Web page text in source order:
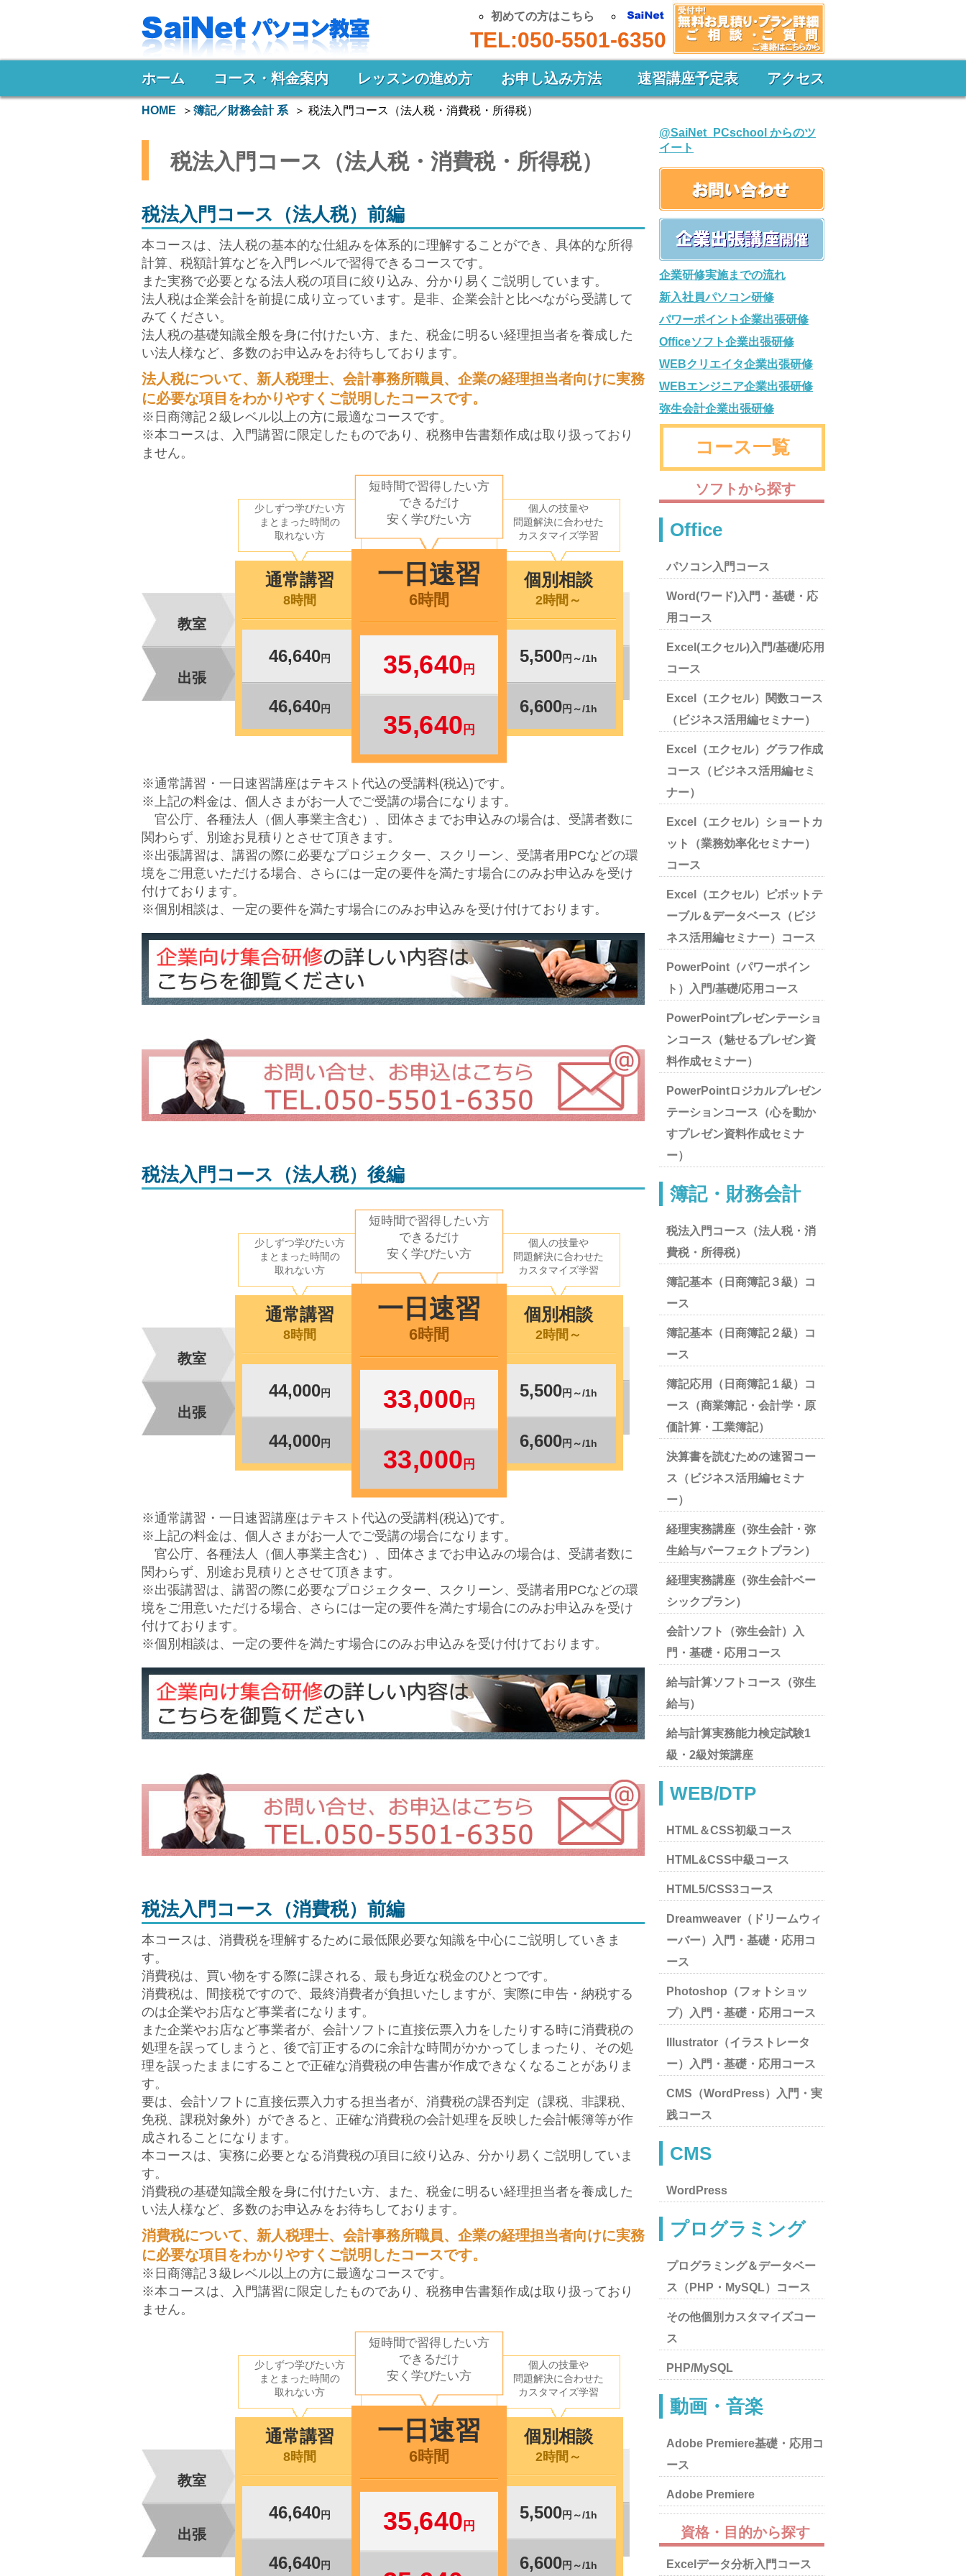
初めての方はこちら
TEL:050-5501-6350
ホーム コース・料金案内 レッスンの進め方 お申し込み方法 速習講座予定表 アクセス
HOME 簿記／財務会計 系 税法入門コース（法人税・消費税・所得税）
税法入門コース（法人税・消費税・所得税）
税法入門コース（法人税）前編
本コースは、法人税の基本的な仕組みを体系的に理解することができ、具体的な所得
計算、税額計算などを入門レベルで習得できるコースです。
また実務で必要となる法人税の項目に絞り込み、分かり易くご説明しています。
法人税は企業会計を前提に成り立っています。是非、企業会計と比べながら受講して
みてください。
法人税の基礎知識全般を身に付けたい方、また、税金に明るい経理担当者を養成した
い法人様など、多数のお申込みをお待ちしております。
法人税について、新人税理士、会計事務所職員、企業の経理担当者向けに実務
に必要な項目をわかりやすくご説明したコースです。
※日商簿記２級レベル以上の方に最適なコースです。
※本コースは、入門講習に限定したものであり、税務申告書類作成は取り扱っており
ません。
教室
出張
少しずつ学びたい方
まとまった時間の
取れない方
通常講習
8時間
46,640円
46,640円
短時間で習得したい方
できるだけ
安く学びたい方
一日速習
6時間
35,640円
35,640円
個人の技量や
問題解決に合わせた
カスタマイズ学習
個別相談
2時間～
5,500円～/1h
6,600円～/1h
※通常講習・一日速習講座はテキスト代込の受講料(税込)です。
※上記の料金は、個人さまがお一人でご受講の場合になります。
官公庁、各種法人（個人事業主含む）、団体さまでお申込みの場合は、受講者数に
関わらず、別途お見積りとさせて頂きます。
※出張講習は、講習の際に必要なプロジェクター、スクリーン、受講者用PCなどの環
境をご用意いただける場合、さらには一定の要件を満たす場合にのみお申込みを受け
付けております。
※個別相談は、一定の要件を満たす場合にのみお申込みを受け付けております。
税法入門コース（法人税）後編
教室
出張
少しずつ学びたい方
まとまった時間の
取れない方
通常講習
8時間
44,000円
44,000円
短時間で習得したい方
できるだけ
安く学びたい方
一日速習
6時間
33,000円
33,000円
個人の技量や
問題解決に合わせた
カスタマイズ学習
個別相談
2時間～
5,500円～/1h
6,600円～/1h
※通常講習・一日速習講座はテキスト代込の受講料(税込)です。
※上記の料金は、個人さまがお一人でご受講の場合になります。
官公庁、各種法人（個人事業主含む）、団体さまでお申込みの場合は、受講者数に
関わらず、別途お見積りとさせて頂きます。
※出張講習は、講習の際に必要なプロジェクター、スクリーン、受講者用PCなどの環
境をご用意いただける場合、さらには一定の要件を満たす場合にのみお申込みを受け
付けております。
※個別相談は、一定の要件を満たす場合にのみお申込みを受け付けております。
税法入門コース（消費税）前編
本コースは、消費税を理解するために最低限必要な知識を中心にご説明していきま
す。
消費税は、買い物をする際に課される、最も身近な税金のひとつです。
消費税は、間接税ですので、最終消費者が負担いたしますが、実際に申告・納税する
のは企業やお店など事業者になります。
また企業やお店など事業者が、会計ソフトに直接伝票入力をしたりする時に消費税の
処理を誤ってしまうと、後で訂正するのに余計な時間がかかってしまったり、その処
理を誤ったままにすることで正確な消費税の申告書が作成できなくなることがありま
す。
要は、会計ソフトに直接伝票入力する担当者が、消費税の課否判定（課税、非課税、
免税、課税対象外）ができると、正確な消費税の会計処理を反映した会計帳簿等が作
成されることになります。
本コースは、実務に必要となる消費税の項目に絞り込み、分かり易くご説明していま
す。
消費税の基礎知識全般を身に付けたい方、また、税金に明るい経理担当者を養成した
い法人様など、多数のお申込みをお待ちしております。
消費税について、新人税理士、会計事務所職員、企業の経理担当者向けに実務
に必要な項目をわかりやすくご説明したコースです。
※日商簿記３級レベル以上の方に最適なコースです。
※本コースは、入門講習に限定したものであり、税務申告書類作成は取り扱っており
ません。
教室
出張
少しずつ学びたい方
まとまった時間の
取れない方
通常講習
8時間
46,640円
46,640円
短時間で習得したい方
できるだけ
安く学びたい方
一日速習
6時間
35,640円
個人の技量や
問題解決に合わせた
カスタマイズ学習
個別相談
2時間～
5,500円～/1h
6,600円～/1h
@SaiNet_PCschool からのツ
イート
企業研修実施までの流れ
新入社員パソコン研修
パワーポイント企業出張研修
Officeソフト企業出張研修
WEBクリエイタ企業出張研修
WEBエンジニア企業出張研修
弥生会計企業出張研修
コース一覧
ソフトから探す
Office
パソコン入門コース
Word(ワード)入門・基礎・応
用コース
Excel(エクセル)入門/基礎/応用
コース
Excel（エクセル）関数コース
（ビジネス活用編セミナー）
Excel（エクセル）グラフ作成
コース（ビジネス活用編セミ
ナー）
Excel（エクセル）ショートカ
ット（業務効率化セミナー）
コース
Excel（エクセル）ピボットテ
ーブル＆データベース（ビジ
ネス活用編セミナー）コース
PowerPoint（パワーポイン
ト）入門/基礎/応用コース
PowerPointプレゼンテーショ
ンコース（魅せるプレゼン資
料作成セミナー）
PowerPointロジカルプレゼン
テーションコース（心を動か
すプレゼン資料作成セミナ
ー）
簿記・財務会計
税法入門コース（法人税・消
費税・所得税）
簿記基本（日商簿記３級）コ
ース
簿記基本（日商簿記２級）コ
ース
簿記応用（日商簿記１級）コ
ース（商業簿記・会計学・原
価計算・工業簿記）
決算書を読むための速習コー
ス（ビジネス活用編セミナ
ー）
経理実務講座（弥生会計・弥
生給与パーフェクトプラン）
経理実務講座（弥生会計ベー
シックプラン）
会計ソフト（弥生会計）入
門・基礎・応用コース
給与計算ソフトコース（弥生
給与）
給与計算実務能力検定試験1
級・2級対策講座
WEB/DTP
HTML＆CSS初級コース
HTML&CSS中級コース
HTML5/CSS3コース
Dreamweaver（ドリームウィ
ーバー）入門・基礎・応用コ
ース
Photoshop（フォトショッ
プ）入門・基礎・応用コース
Illustrator（イラストレータ
ー）入門・基礎・応用コース
CMS（WordPress）入門・実
践コース
CMS
WordPress
プログラミング
プログラミング＆データベー
ス（PHP・MySQL）コース
その他個別カスタマイズコー
ス
PHP/MySQL
動画・音楽
Adobe Premiere基礎・応用コ
ース
Adobe Premiere
資格・目的から探す
Excelデータ分析入門コース